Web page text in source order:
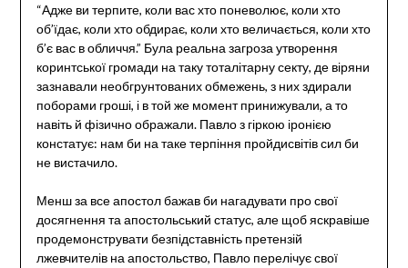
“Адже ви терпите, коли вас хто поневолює, коли хто
об’їдає, коли хто обдирає, коли хто величається, коли хто
б’є вас в обличчя.” Була реальна загроза утворення
коринтської громади на таку тоталітарну секту, де віряни
зазнавали необгрунтованих обмежень, з них здирали
поборами гроші, і в той же момент принижували, а то
навіть й фізично ображали. Павло з гіркою іронією
констатує: нам би на таке терпіння пройдисвітів сил би
не вистачило.
Менш за все апостол бажав би нагадувати про свої
досягнення та апостольський статус, але щоб яскравіше
продемонструвати безпідставність претензій
лжевчителів на апостольство, Павло перелічує свої